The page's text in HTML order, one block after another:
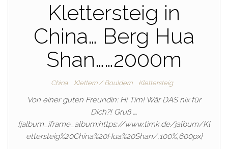
Klettersteig in
China… Berg Hua
Shan……2000m
China Klettern / Bouldern Klettersteig
Von einer guten Freundin: Hi Tim! Wär DAS nix für
Dich?! Gruß ….
[jalbum_iframe_album:https://www.timk.de/jalbum/Kl
ettersteig%20China%20Hua%20Shan/,100%,600px]